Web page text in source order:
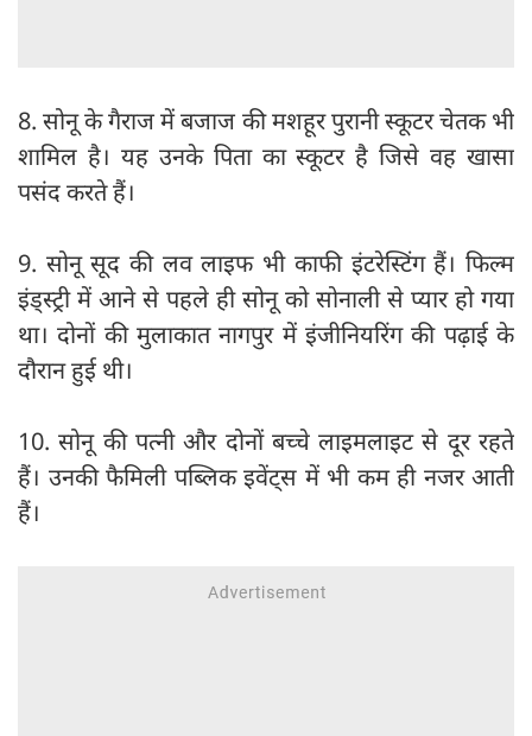
8. सोनू के गैराज में बजाज की मशहूर पुरानी स्कूटर चेतक भी
शामिल है। यह उनके पिता का स्कूटर है जिसे वह खासा
पसंद करते हैं।
9. सोनू सूद की लव लाइफ भी काफी इंटरेस्टिंग हैं। फिल्म
इंड्स्ट्री में आने से पहले ही सोनू को सोनाली से प्यार हो गया
था। दोनों की मुलाकात नागपुर में इंजीनियरिंग की पढ़ाई के
दौरान हुई थी।
10. सोनू की पत्नी और दोनों बच्चे लाइमलाइट से दूर रहते
हैं। उनकी फैमिली पब्लिक इवेंट्स में भी कम ही नजर आती
हैं।